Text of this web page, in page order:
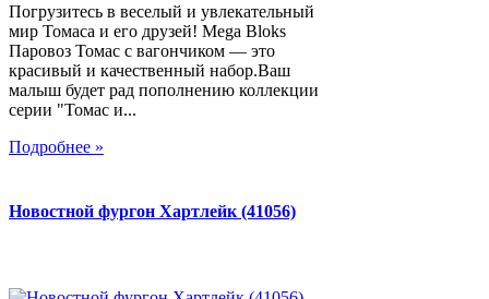
Погрузитесь в веселый и увлекательный
мир Томаса и его друзей! Mega Bloks
Паровоз Томас с вагончиком — это
красивый и качественный набор.Ваш
малыш будет рад пополнению коллекции
серии "Томас и...
Подробнее »
Новостной фургон Хартлейк (41056)